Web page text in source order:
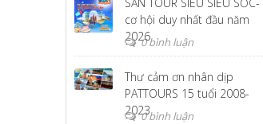
cơ hội duy nhất đầu năm
20260 bình luận
Thư cảm ơn nhân dịp
PATTOURS 15 tuổi 2008-
20230 bình luận